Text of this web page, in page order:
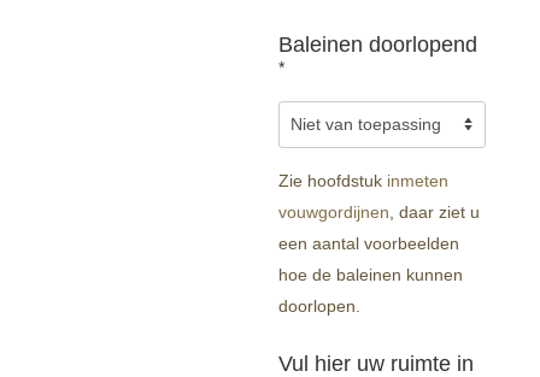
Baleinen doorlopend
*
Zie hoofdstuk inmeten
vouwgordijnen , daar ziet u
een aantal voorbeelden
hoe de baleinen kunnen
doorlopen.
Vul hier uw ruimte in